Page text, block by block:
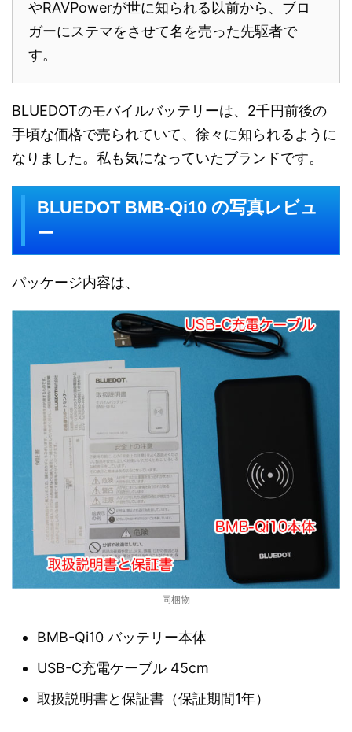
やRAVPowerが世に知られる以前から、ブロ
ガーにステマをさせて名を売った先駆者で
す。
BLUEDOTのモバイルバッテリーは、2千円前後の
手頃な価格で売られていて、徐々に知られるように
なりました。私も気になっていたブランドです。
BLUEDOT BMB-Qi10 の写真レビュ
ー
パッケージ内容は、
同梱物
BMB-Qi10 バッテリー本体
USB-C充電ケーブル 45cm
取扱説明書と保証書（保証期間1年）